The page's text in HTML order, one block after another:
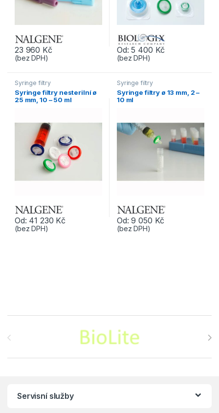
23 960 Kč
(bez DPH)
Tento produkt má více variant. Možnosti lze vybrat na stránce
Od:5 400 Kč
(bez DPH)
Tento produkt má více variant.
Syringe filtry
Syringe filtry nesterilní ø
25 mm, 10 – 50 ml
Od: 41 230 Kč
(bez DPH)
Tento produkt má více variant. Možnosti lze vybrat na stránce
Syringe filtry
Syringe filtry ø 13 mm, 2 –
10 ml
Od:9 050 Kč
(bez DPH)
Tento produkt má více variant.
Servisní služby